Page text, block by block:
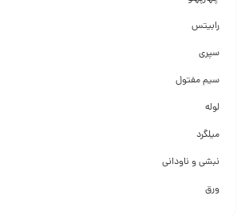
رابیتس
سپری
سیم مفتول
لوله
میلگرد
نبشی و ناودانی
ورق